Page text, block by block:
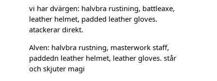
vi har dvärgen: halvbra rustining, battleaxe,
leather helmet, padded leather gloves.
atackerar direkt.
Alven: halvbra rustning, masterwork staff,
paddedn leather helmet, leather gloves. står
och skjuter magi